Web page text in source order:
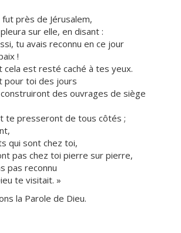
près de Jérusalem,
sur elle, en disant :
tu avais reconnu en ce jour
!
cela est resté caché à tes yeux.
pour toi des jours
des ouvrages de siège
te presseront de tous côtés ;
qui sont chez toi,
pas chez toi pierre sur pierre,
pas reconnu
te visitait. »
la Parole de Dieu.